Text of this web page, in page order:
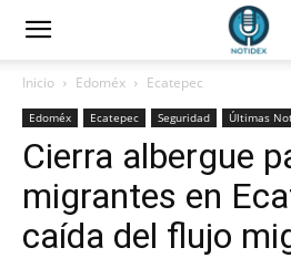
Inicio Edoméx Ecatepec
Edoméx Ecatepec Seguridad Últimas
Cierra albergue
migrantes en
caída del flujo